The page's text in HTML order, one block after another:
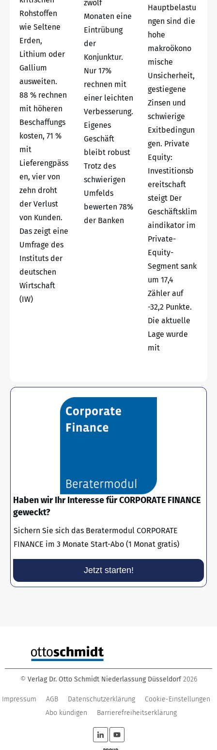
Rohstoffen
wie Seltene
Erden,
Lithium oder
Gallium
ausweiten.
88 % rechnen
mit höheren
Beschaffungs
kosten, 71 %
mit
Lieferengpäss
en, vier von
zehn droht
der Verlust
von Kunden.
Das zeigt eine
Umfrage des
Instituts der
deutschen
Wirtschaft
(IW)
zwölf
Monaten eine
Eintrübung
der
Konjunktur.
Nur 17%
rechnen mit
einer leichten
Verbesserung.
Eigenes
Geschäft
bleibt robust
Trotz des
schwierigen
Umfelds
bewerten 78%
der Banken
Hauptbelastu
ngen sind die
hohe
makroökono
mische
Unsicherheit,
gestiegene
Zinsen und
schwierige
Exitbedingun
gen. Private
Equity:
Investitionsb
ereitschaft
steigt Der
Geschäftsklim
aindikator im
Private-
Equity-
Segment sank
um 17,4
Zähler auf
-32,2 Punkte.
Die aktuelle
Lage wurde
mit
Haben wir Ihr Interesse für CORPORATE FINANCE
geweckt?
Sichern Sie sich das Beratermodul CORPORATE
FINANCE im 3 Monate Start-Abo (1 Monat gratis)
Jetzt starten!
© Verlag Dr. Otto Schmidt Niederlassung Düsseldorf 2026
Impressum AGB Datenschutzerklärung
Cookie-Einstellungen
Abo kündigen
Barrierefreiheitserklärung